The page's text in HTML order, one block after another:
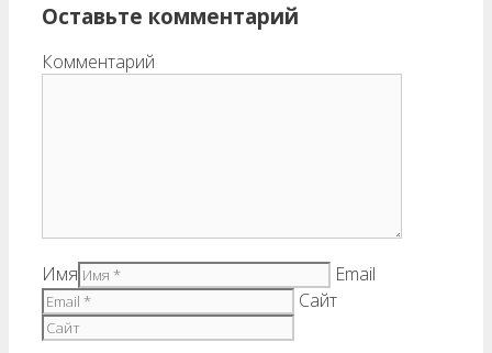
Оставьте комментарий
Комментарий
Имя
Email
Сайт